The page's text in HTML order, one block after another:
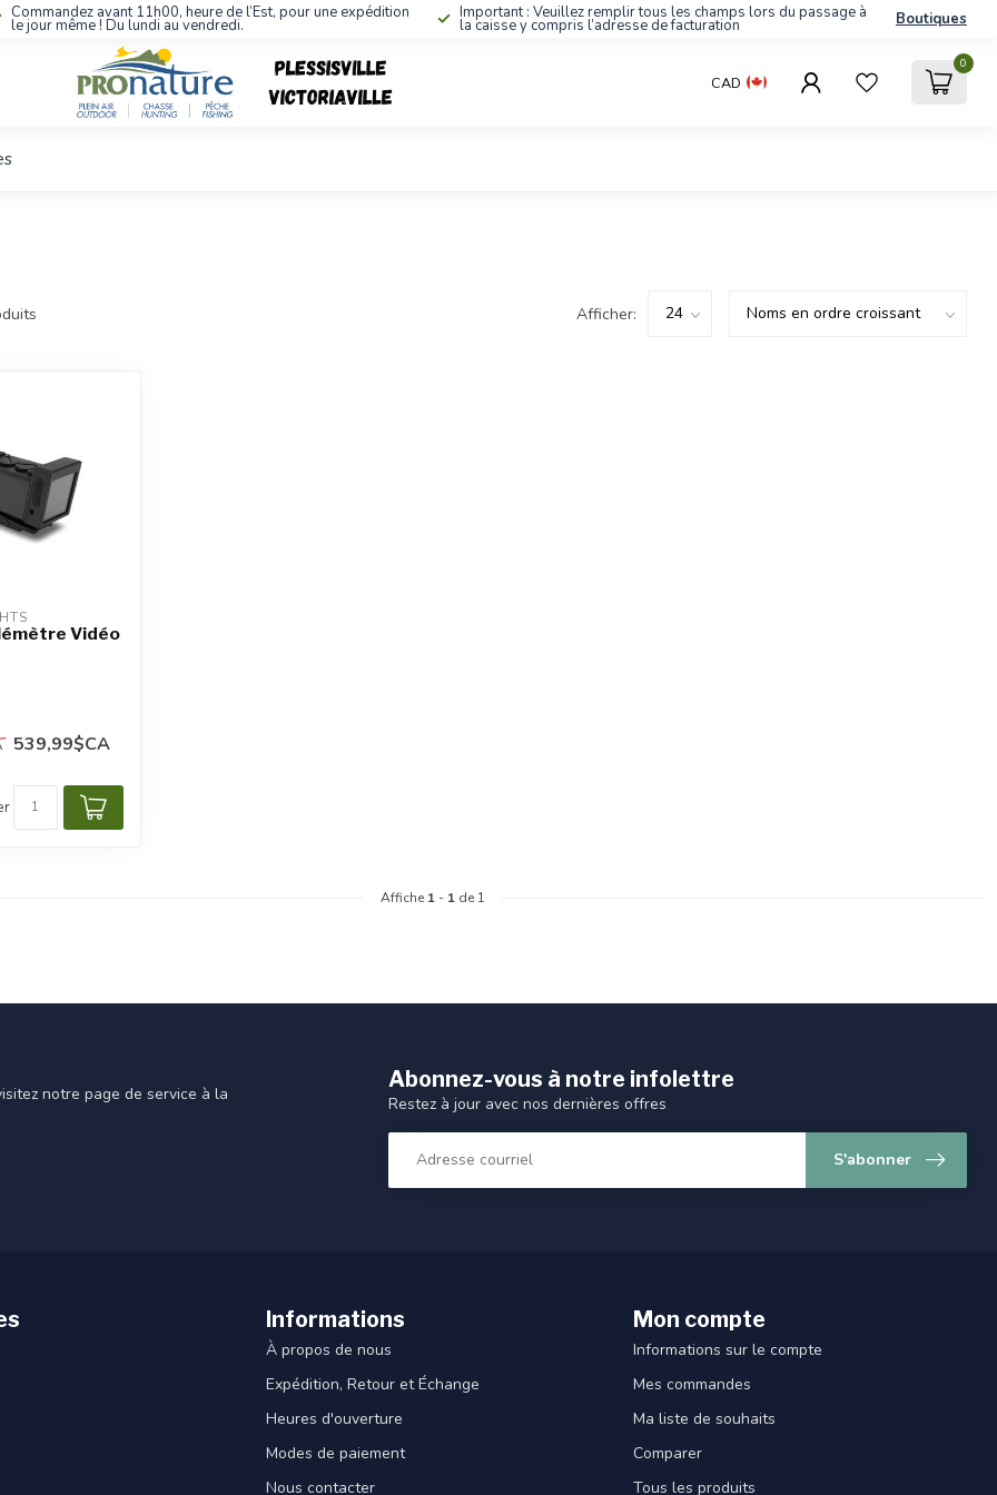
Commandez avant 11h00, heure de l’Est, pour une expédition
le jour même ! Du lundi au vendredi.
Important : Veuillez remplir tous les champs lors du passage à
la caisse y compris l’adresse de facturation Boutiques
CAD
0
Afficher:
Vidéo
539,99$CA
Affiche 1 - 1 de 1
notre page de service à la
Abonnez-vous à notre infolettre
Restez à jour avec nos dernières offres
S'abonner
Informations
À propos de nous
Expédition, Retour et Échange
Heures d'ouverture
Modes de paiement
Nous contacter
Mon compte
Informations sur le compte
Mes commandes
Ma liste de souhaits
Comparer
Tous les produits